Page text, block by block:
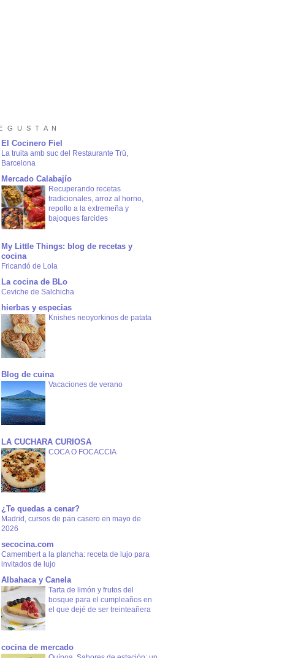
G U S T A N
El Cocinero Fiel
La truita amb suc del Restaurante Trü,
Barcelona
Mercado Calabajío
Recuperando recetas
tradicionales, arroz al horno,
repollo a la extremeña y
bajoques farcides
My Little Things: blog de recetas y
cocina
Fricandó de Lola
La cocina de BLo
Ceviche de Salchicha
hierbas y especias
Knishes neoyorkinos de patata
Blog de cuina
Vacaciones de verano
LA CUCHARA CURIOSA
COCA O FOCACCIA
¿Te quedas a cenar?
Madrid, cursos de pan casero en mayo de
2026
secocina.com
Camembert a la plancha: receta de lujo para
invitados de lujo
Albahaca y Canela
Tarta de limón y frutos del
bosque para el cumpleaños en
el que dejé de ser treinteañera
cocina de mercado